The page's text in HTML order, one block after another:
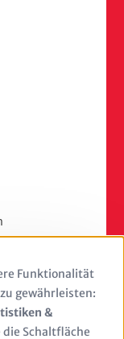
Funktionalität
gewährleisten:
&
die Schaltfläche